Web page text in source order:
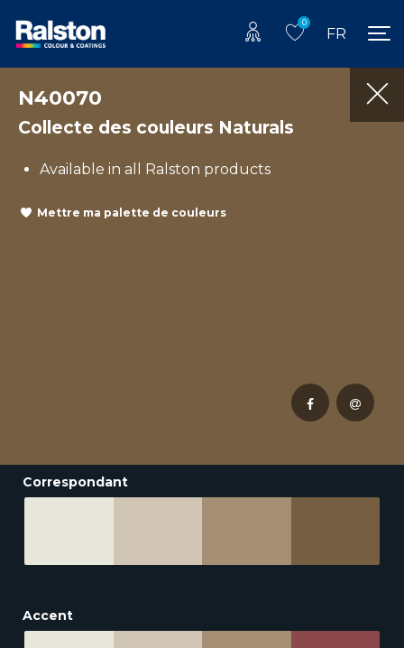
0
FR
N40070
Collecte des couleurs Naturals
Available in all Ralston products
Mettre ma palette de couleurs
Correspondant
Accent